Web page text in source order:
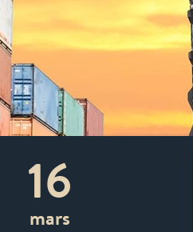
16
mars